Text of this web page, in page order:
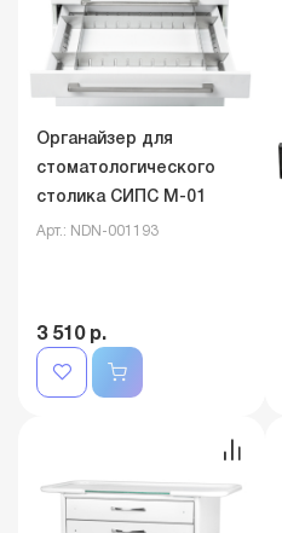
Органайзер для
стоматологического
столика СИПС М-01
Арт.: NDN-001193
3 510 р.